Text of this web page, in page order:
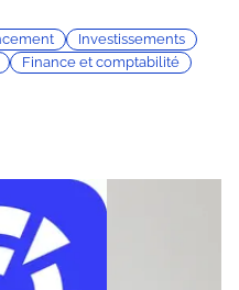
Investissements
Finance et comptabilité